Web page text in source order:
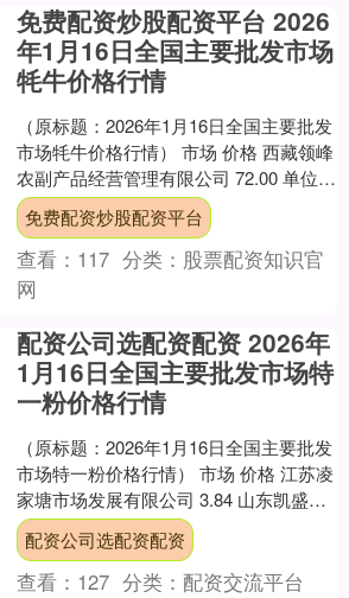
免费配资炒股配资平台 2026
年1月16日全国主要批发市场
牦牛价格行情
（原标题：2026年1月16日全国主要批发
市场牦牛价格行情） 市场 价格 西藏领峰
农副产品经营管理有限公司 72.00 单位：
元/公斤 数据来源：农业农村部信息....
免费配资炒股配资平台
查看： 117 分类： 股票配资知识官
网
配资公司选配资配资 2026年
1月16日全国主要批发市场特
一粉价格行情
（原标题：2026年1月16日全国主要批发
市场特一粉价格行情） 市场 价格 江苏凌
家塘市场发展有限公司 3.84 山东凯盛国
际农产品物流城 4.20 红星实业集....
配资公司选配资配资
查看： 127 分类： 配资交流平台